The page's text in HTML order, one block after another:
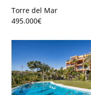
Torre del Mar
495.000€